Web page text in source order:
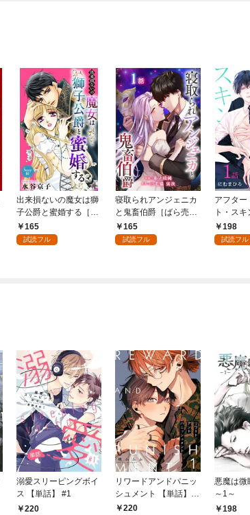
出来損ないの魔女は獅
子公爵と蜜婚する［ば
ら売り］ 第1話
165
試読フル
寝取られアンジェニカ
と鬼畜伯爵［ばら売
り］ 第1話
165
試読フル
アフター
ト・ス
り］ 第1
198
試読フル
溺愛スリーピングボイ
ス 【単話】 #1
220
リワードアンドパニッ
シュメント 【単話】
第1話
220
悪魔は微
～1～
198